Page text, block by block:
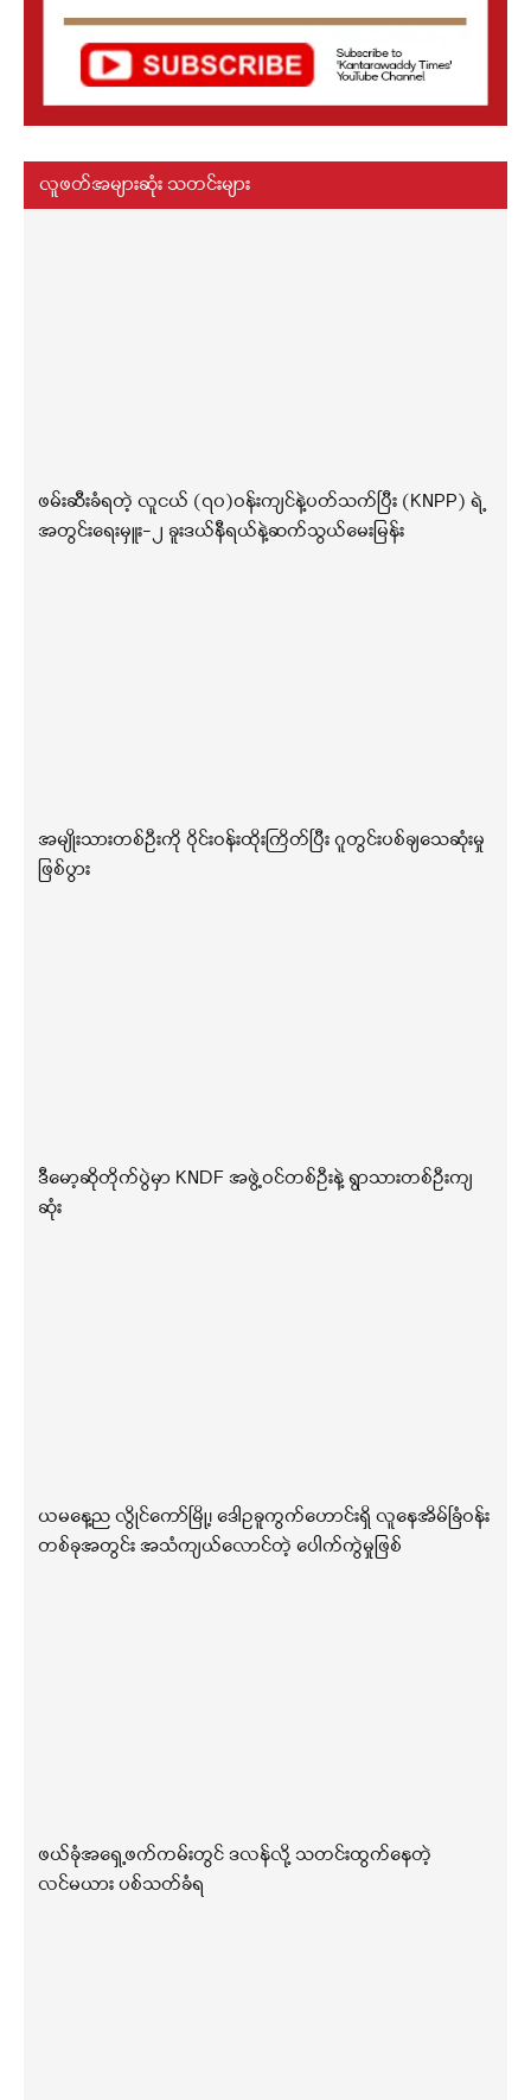
လူဖတ်အများဆုံး သတင်းများ
ဖမ်းဆီးခံရတဲ့ လူငယ် (၇၀)ဝန်းကျင်နဲ့ပတ်သက်ပြီး (KNPP) ရဲ့
အတွင်းရေးမှူး-၂ ခူးဒယ်နီရယ်နဲ့ဆက်သွယ်မေးမြန်း
အမျိုးသားတစ်ဦးကို ဝိုင်းဝန်းထိုးကြိတ်ပြီး ဂူတွင်းပစ်ချသေဆုံးမှု
ဖြစ်ပွား
ဒီမော့ဆိုတိုက်ပွဲမှာ KNDF အဖွဲ့ဝင်တစ်ဦးနဲ့ ရွာသားတစ်ဦးကျ
ဆုံး
ယမနေ့ည လွိုင်ကော်မြို့၊ ဒေါဥခူကွက်ဟောင်းရှိ လူနေအိမ်ခြံဝန်း
တစ်ခုအတွင်း အသံကျယ်လောင်တဲ့ ပေါက်ကွဲမှုဖြစ်
ဖယ်ခုံအရှေ့ဖက်ကမ်းတွင် ဒလန်လို့ သတင်းထွက်နေတဲ့
လင်မယား ပစ်သတ်ခံရ